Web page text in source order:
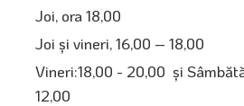
Joi, ora 18,00
Joi şi vineri, 16,00 – 18,00
Vineri:18,00 - 20,00 şi
12,00